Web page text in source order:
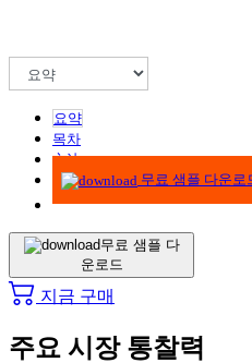
요약
목차
方法
무료 샘플 다운로
무료 샘플 다
운로드
지금 구매
주요 시장 통찰력